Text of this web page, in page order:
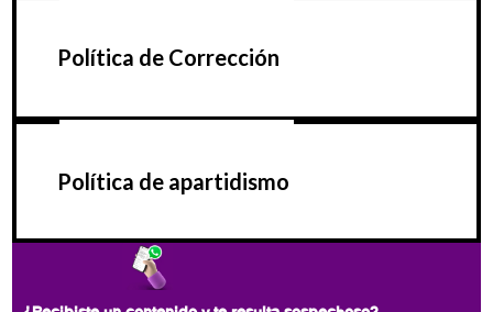
Política de Corrección
Política de apartidismo